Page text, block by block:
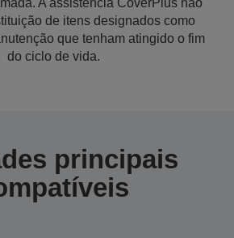
A assistência CoverPlus não
de itens designados como
que tenham atingido o fim
do ciclo de vida.
principais